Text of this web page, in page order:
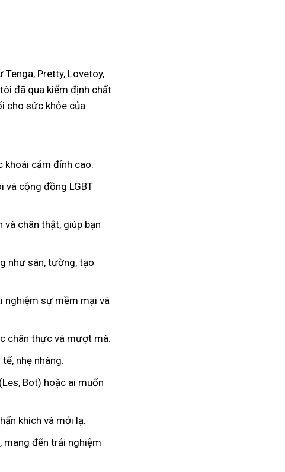
Pretty, Lovetoy,
đã qua kiểm định chất
cho sức khỏe của
khoái cảm đỉnh cao.
và cộng đồng LGBT
chân thật, giúp bạn
như sàn, tường, tạo
nghiệm sự mềm mại và
chân thực và mượt mà.
nhẹ nhàng.
Bot) hoặc ai muốn
khích và mới lạ.
mang đến trải nghiệm